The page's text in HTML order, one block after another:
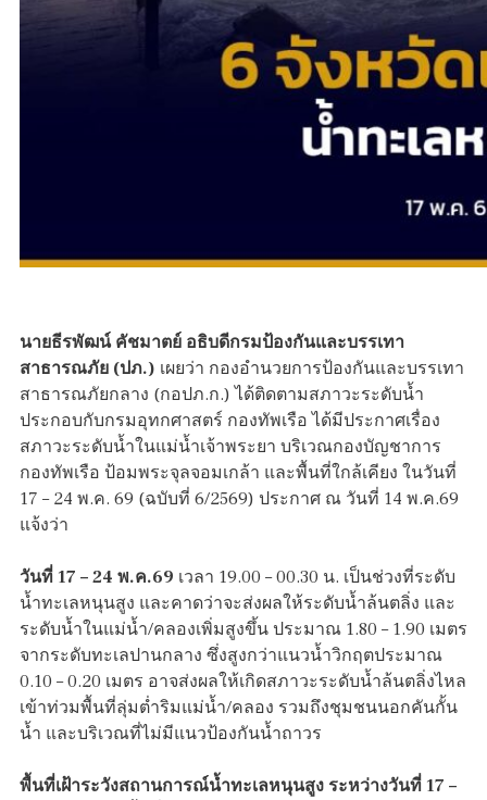
นายธีรพัฒน์ คัชมาตย์ อธิบดีกรมป้องกันและบรรเทา
สาธารณภัย (ปภ.) เผยว่า กองอำนวยการป้องกันและบรรเทา
สาธารณภัยกลาง (กอปภ.ก.) ได้ติดตามสภาวะระดับน้ำ
ประกอบกับกรมอุทกศาสตร์ กองทัพเรือ ได้มีประกาศเรื่อง
สภาวะระดับน้ำในแม่น้ำเจ้าพระยา บริเวณกองบัญชาการ
กองทัพเรือ ป้อมพระจุลจอมเกล้า และพื้นที่ใกล้เคียง ในวันที่
17 – 24 พ.ค. 69 (ฉบับที่ 6/2569) ประกาศ ณ วันที่ 14 พ.ค.69
แจ้งว่า
วันที่ 17 – 24 พ.ค.69 เวลา 19.00 – 00.30 น. เป็นช่วงที่ระดับ
น้ำทะเลหนุนสูง และคาดว่าจะส่งผลให้ระดับน้ำล้นตลิ่ง และ
ระดับน้ำในแม่น้ำ/คลองเพิ่มสูงขึ้น ประมาณ 1.80 – 1.90 เมตร
จากระดับทะเลปานกลาง ซึ่งสูงกว่าแนวน้ำวิกฤตประมาณ
0.10 – 0.20 เมตร อาจส่งผลให้เกิดสภาวะระดับน้ำล้นตลิ่งไหล
เข้าท่วมพื้นที่ลุ่มต่ำริมแม่น้ำ/คลอง รวมถึงชุมชนนอกคันกั้น
น้ำ และบริเวณที่ไม่มีแนวป้องกันน้ำถาวร
พื้นที่เฝ้าระวังสถานการณ์น้ำทะเลหนุนสูง ระหว่างวันที่ 17 –